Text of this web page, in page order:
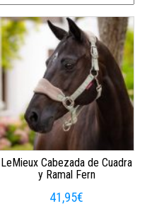
LeMieux Cabezada de Cuadra
y Ramal Fern
41,95€